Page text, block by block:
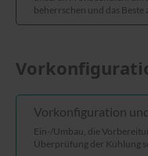
beherrschen und das
Vorkonfiguration
Ein-/Umbau, die
Überprüfung der Kühlung